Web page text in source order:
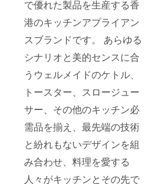
で優れた製品を生産する香
港のキッチンアプライアン
スブランドです。 あらゆる
シナリオと美的センスに合
うウェルメイドのケトル、
トースター、スロージュー
サー、その他のキッチン必
需品を揃え、最先端の技術
と紛れもないデザインを組
み合わせ、料理を愛する
人々がキッチンとその先で